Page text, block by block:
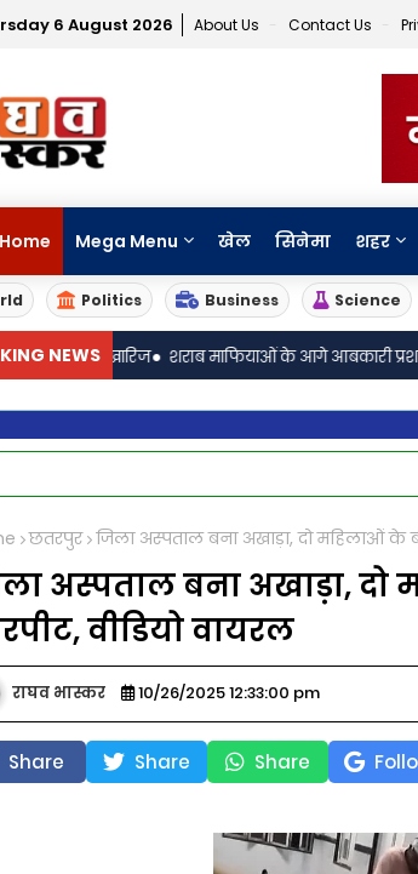
6 August 2026 About Us Contact Us
Home Mega Menu खेल सिनेमा शहर
Politics Business Science
NEWS
• शराब माफियाओं के आगे आबकारी प्रशासन पंगु, गांव-
छतरपुर जिला अस्पताल बना अखाड़ा, दो महिलाओं के
अस्पताल बना अखाड़ा,
वीडियो वायरल
राघव भास्कर 10/26/2025 12:33:00 pm
Share Share Share